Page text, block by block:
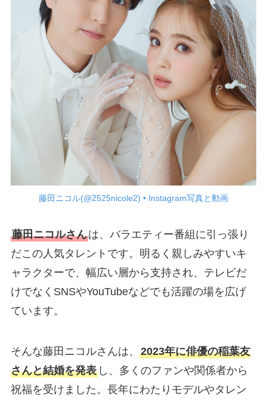
藤田ニコル(@2525nicole2) • Instagram写真と動画
藤田ニコルさんは、バラエティー番組に引っ張り
だこの人気タレントです。明るく親しみやすいキ
ャラクターで、幅広い層から支持され、テレビだ
けでなくSNSやYouTubeなどでも活躍の場を広げ
ています。
そんな藤田ニコルさんは、 2023年に俳優の稲葉友
さんと結婚を発表し、多くのファンや関係者から
祝福を受けました。長年にわたりモデルやタレン